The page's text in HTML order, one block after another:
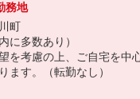
務地
町
に多数あり）
を考慮の上、ご自宅を中
ます。（転勤なし）